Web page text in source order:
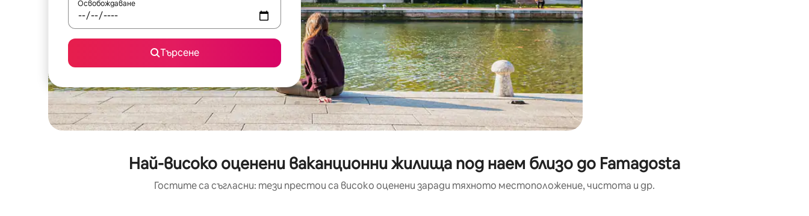
Освобождаване
Търсене
Най-високо оценени ваканционни жилища под наем близо до Famagosta
Гостите са съгласни: тези престои са високо оценени заради тяхното местоположение, чистота и др.